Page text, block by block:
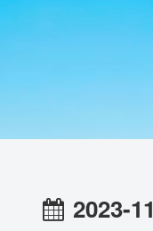
2023-11